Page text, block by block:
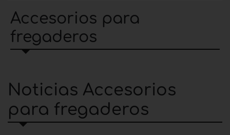
Accesorios para
fregaderos
Noticias Accesorios
para fregaderos